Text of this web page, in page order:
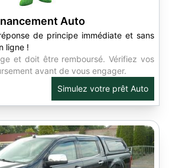
Auto
de principe immédiate et sans
ligne !
et doit être remboursé. Vérifiez vos
avant de vous engager.
Simulez votre prêt Auto